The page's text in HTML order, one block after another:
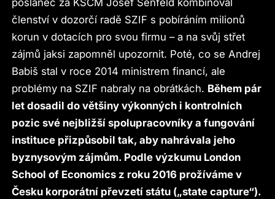
poslanec za KSČM Josef Šenfeld kombinoval
členství v dozorčí radě SZIF s pobíráním milionů
korun v dotacích pro svou firmu – a na svůj střet
zájmů jaksi zapomněl upozornit. Poté, co se Andrej
Babiš stal v roce 2014 ministrem financí, ale
problémy na SZIF nabraly na obrátkách. Během pár
let dosadil do většiny výkonných i kontrolních
pozic své nejbližší spolupracovníky a fungování
instituce přizpůsobil tak, aby nahrávala jeho
byznysovým zájmům. Podle výzkumu London
School of Economics z roku 2016 prožíváme v
Česku korporátní převzetí státu („state capture“).